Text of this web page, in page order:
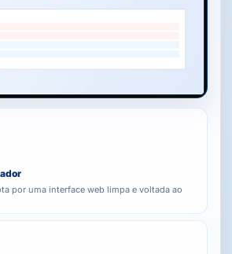
por uma interface web limpa e voltada ao